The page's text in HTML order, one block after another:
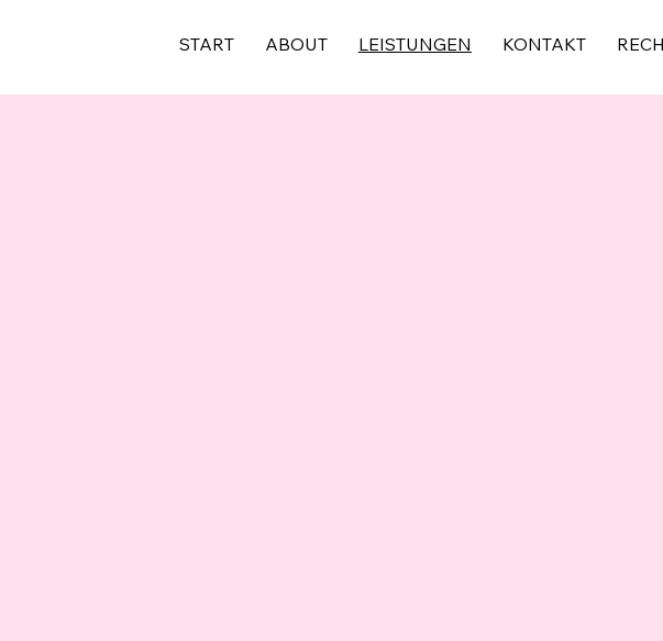
START ABOUT LEISTUNGEN KONTAKT